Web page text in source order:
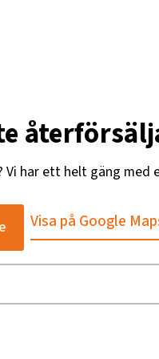
Vi har ett helt gäng
Visa på Google